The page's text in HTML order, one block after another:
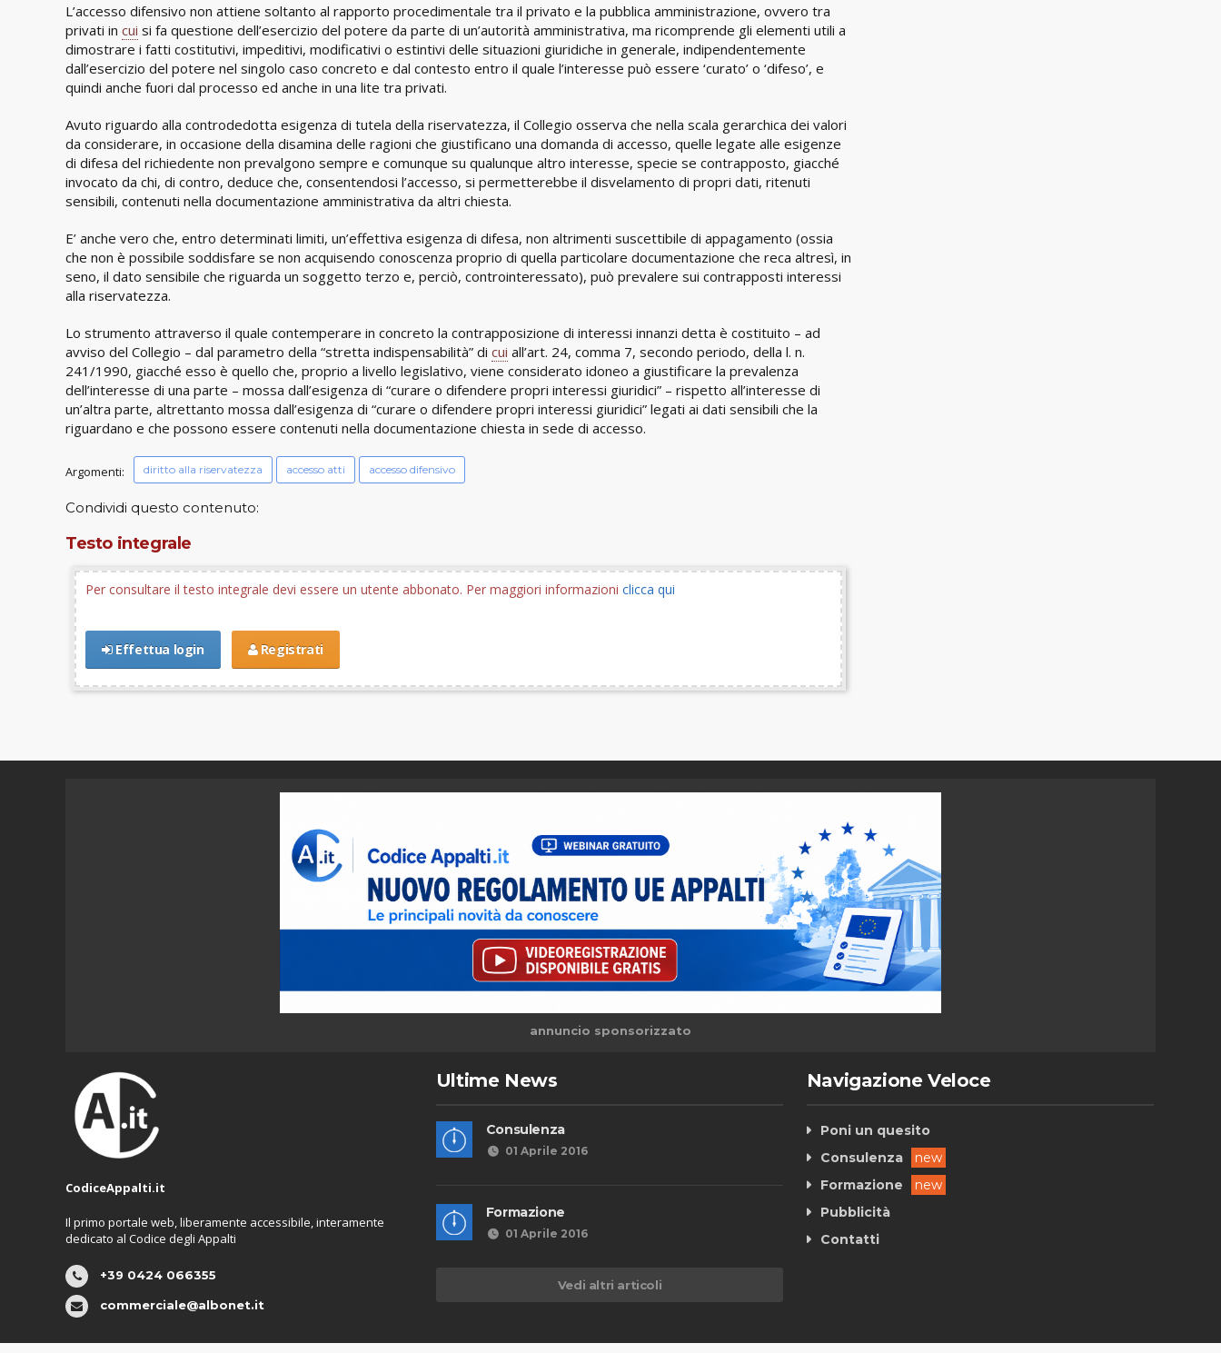
L’accesso difensivo non attiene soltanto al rapporto procedimentale tra il privato e la pubblica amministrazione, ovvero tra
privati in cui si fa questione dell’esercizio del potere da parte di un’autorità amministrativa, ma ricomprende gli elementi utili a
dimostrare i fatti costitutivi, impeditivi, modificativi o estintivi delle situazioni giuridiche in generale, indipendentemente
dall’esercizio del potere nel singolo caso concreto e dal contesto entro il quale l’interesse può essere ‘curato’ o ‘difeso’, e
quindi anche fuori dal processo ed anche in una lite tra privati.
Avuto riguardo alla controdedotta esigenza di tutela della riservatezza, il Collegio osserva che nella scala gerarchica dei valori
da considerare, in occasione della disamina delle ragioni che giustificano una domanda di accesso, quelle legate alle esigenze
di difesa del richiedente non prevalgono sempre e comunque su qualunque altro interesse, specie se contrapposto, giacché
invocato da chi, di contro, deduce che, consentendosi l’accesso, si permetterebbe il disvelamento di propri dati, ritenuti
sensibili, contenuti nella documentazione amministrativa da altri chiesta.
E’ anche vero che, entro determinati limiti, un’effettiva esigenza di difesa, non altrimenti suscettibile di appagamento (ossia
che non è possibile soddisfare se non acquisendo conoscenza proprio di quella particolare documentazione che reca altresì, in
seno, il dato sensibile che riguarda un soggetto terzo e, perciò, controinteressato), può prevalere sui contrapposti interessi
alla riservatezza.
Lo strumento attraverso il quale contemperare in concreto la contrapposizione di interessi innanzi detta è costituito – ad
avviso del Collegio – dal parametro della “stretta indispensabilità” di cui all’art. 24, comma 7, secondo periodo, della l. n.
241/1990, giacché esso è quello che, proprio a livello legislativo, viene considerato idoneo a giustificare la prevalenza
dell’interesse di una parte – mossa dall’esigenza di “curare o difendere propri interessi giuridici” – rispetto all’interesse di
un’altra parte, altrettanto mossa dall’esigenza di “curare o difendere propri interessi giuridici” legati ai dati sensibili che la
riguardano e che possono essere contenuti nella documentazione chiesta in sede di accesso.
Argomenti: diritto alla riservatezza accesso atti accesso difensivo
Condividi questo contenuto:
Testo integrale
Per consultare il testo integrale devi essere un utente abbonato. Per maggiori informazioni clicca qui
Effettua login Registrati
annuncio sponsorizzato
CodiceAppalti.it
Il primo portale web, liberamente accessibile, interamente
dedicato al Codice degli Appalti
+39 0424 066355
commerciale@albonet.it
Ultime News
Consulenza
01 Aprile 2016
Formazione
01 Aprile 2016
Vedi altri articoli
Navigazione Veloce
Poni un quesito
Consulenza
new
Formazione
new
Pubblicità
Contatti